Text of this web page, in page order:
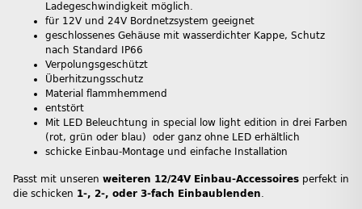
Ladegeschwindigkeit möglich.
für 12V und 24V Bordnetzsystem geeignet
geschlossenes Gehäuse mit wasserdichter Kappe, Schutz
nach Standard IP66
Verpolungsgeschützt
Überhitzungsschutz
Material flammhemmend
entstört
Mit LED Beleuchtung in special low light edition in drei Farben
(rot, grün oder blau) oder ganz ohne LED erhältlich
schicke Einbau-Montage und einfache Installation
Passt mit unseren weiteren 12/24V Einbau-Accessoires perfekt in
die schicken 1-, 2-, oder 3-fach Einbaublenden.